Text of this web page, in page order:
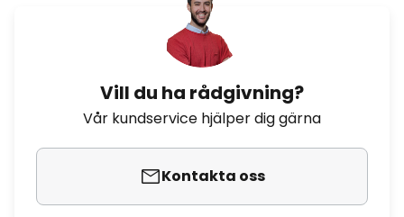
Vill du ha rådgivning?
Vår kundservice hjälper dig gärna
Kontakta oss